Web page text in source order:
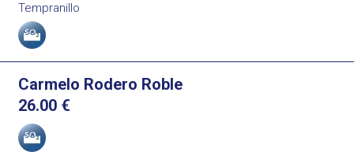
Tempranillo
Allergens
Carmelo Rodero Roble
26.00 €
Allergens